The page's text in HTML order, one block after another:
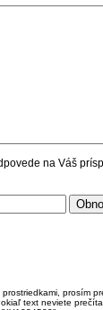
na Váš
prosím
text neviete